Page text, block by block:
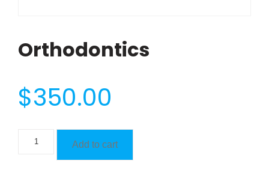
Orthodontics
$350.00
quantity
Add to cart